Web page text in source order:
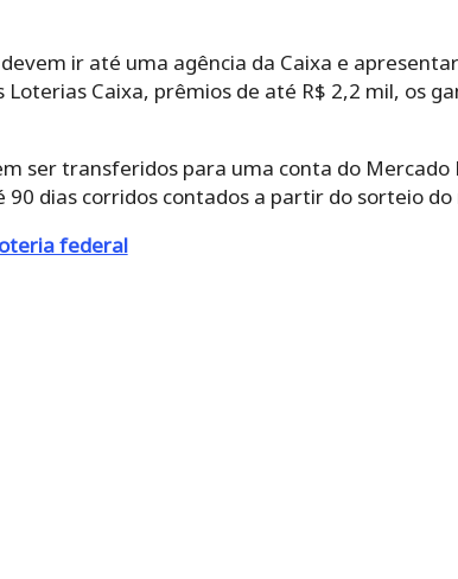
ir até uma agência da Caixa e apresentar
Caixa, prêmios de até R$ 2,2 mil, os
ser transferidos para uma conta do Mercado
dias corridos contados a partir do sorteio
federal